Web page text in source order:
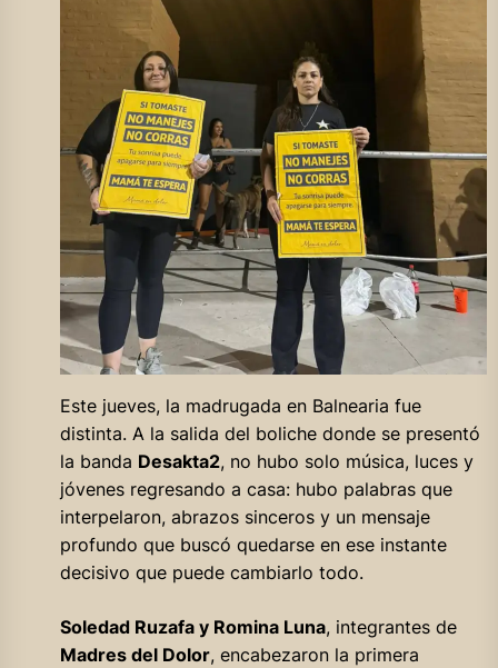
Este jueves, la madrugada en Balnearia fue
distinta. A la salida del boliche donde se presentó
la banda Desakta2, no hubo solo música, luces y
jóvenes regresando a casa: hubo palabras que
interpelaron, abrazos sinceros y un mensaje
profundo que buscó quedarse en ese instante
decisivo que puede cambiarlo todo.
Soledad Ruzafa y Romina Luna, integrantes de
Madres del Dolor, encabezaron la primera